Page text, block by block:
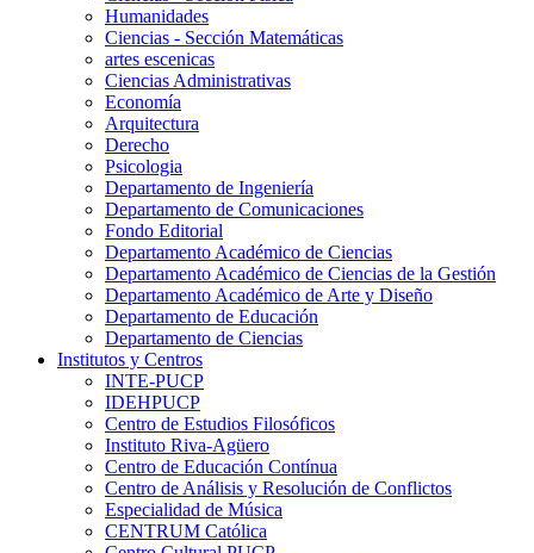
Humanidades
Ciencias - Sección Matemáticas
artes escenicas
Ciencias Administrativas
Economía
Arquitectura
Derecho
Psicologia
Departamento de Ingeniería
Departamento de Comunicaciones
Fondo Editorial
Departamento Académico de Ciencias
Departamento Académico de Ciencias de la Gestión
Departamento Académico de Arte y Diseño
Departamento de Educación
Departamento de Ciencias
Institutos y Centros
INTE-PUCP
IDEHPUCP
Centro de Estudios Filosóficos
Instituto Riva-Agüero
Centro de Educación Contínua
Centro de Análisis y Resolución de Conflictos
Especialidad de Música
CENTRUM Católica